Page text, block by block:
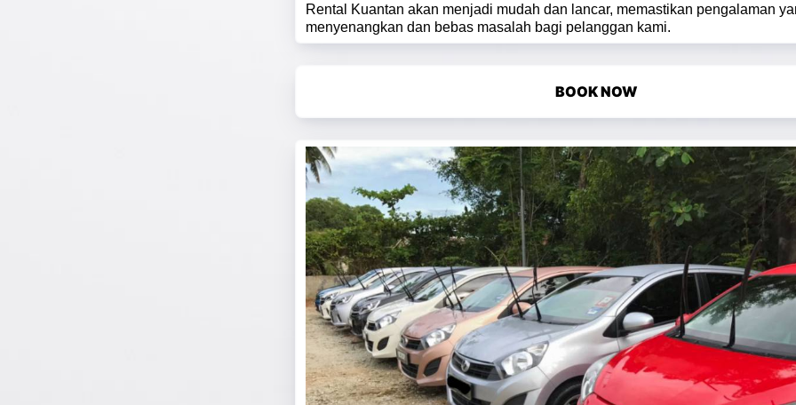
Rental Kuantan akan menjadi mudah dan lancar, memastikan pengalaman
menyenangkan dan bebas masalah bagi pelanggan kami.
BOOK NOW